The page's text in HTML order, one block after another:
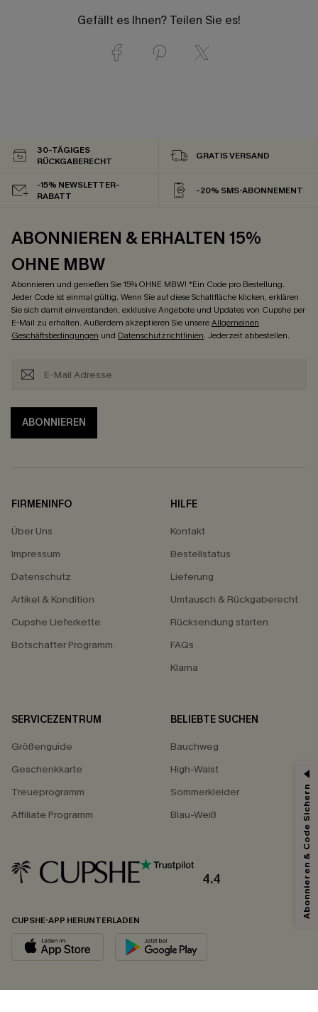
Gefällt es Ihnen? Teilen Sie es!
30-TÄGIGES
RÜCKGABERECHT
GRATIS VERSAND
-15% NEWSLETTER-
RABATT
-20% SMS-ABONNEMENT
ABONNIEREN & ERHALTEN 15%
OHNE MBW
Abonnieren und genießen Sie 15% OHNE MBW! *Ein Code pro Bestellung.
Jeder Code ist einmal gültig. Wenn Sie auf diese Schaltfläche klicken, erklären
Sie sich damit einverstanden, exklusive Angebote und Updates von Cupshe per
E-Mail zu erhalten. Außerdem akzeptieren Sie unsereAllgemeinen
Geschäftsbedingungen und Datenschutzrichtlinien. Jederzeit abbestellen.
ABONNIEREN
FIRMENINFO
Über Uns
Impressum
Datenschutz
Artikel & Kondition
Cupshe Lieferkette
Botschafter Programm
HILFE
Kontakt
Bestellstatus
Lieferung
Umtausch & Rückgaberecht
Rücksendung starten
FAQs
Klarna
SERVICEZENTRUM
Größenguide
Geschenkkarte
Treueprogramm
Affiliate Programm
BELIEBTE SUCHEN
Bauchweg
High-Waist
Sommerkleider
Blau-Weiß
4.4
CUPSHE-APP HERUNTERLADEN
Abonnieren & Code Sichern